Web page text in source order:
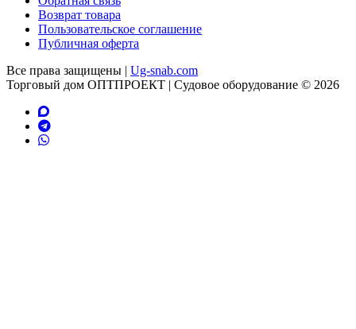
Возврат товара
Пользовательское соглашение
Публичная оферта
Все права защищены | Ug-snab.com
Торговый дом ОПТПРОЕКТ | Судовое оборудование © 2026